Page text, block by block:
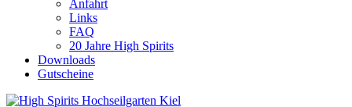
Anfahrt
Links
FAQ
20 Jahre High Spirits
Downloads
Gutscheine